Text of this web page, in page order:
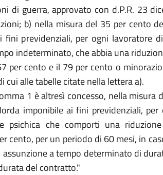
di guerra, approvato con d.P.R. 23
b) nella misura del 35 per cento
previdenziali, per ogni lavoratore
indeterminato, che abbia una
per cento e il 79 per cento o
cui alle tabelle citate nella lettera a).
1 è altresì concesso, nella misura
imponibile ai fini previdenziali,
psichica che comporti una
cento, per un periodo di 60 mesi, in
a tempo determinato di
del contratto."